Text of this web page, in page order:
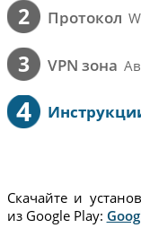
2 Протокол
3 VPN зона
4
Скачайте и
из Google Play: